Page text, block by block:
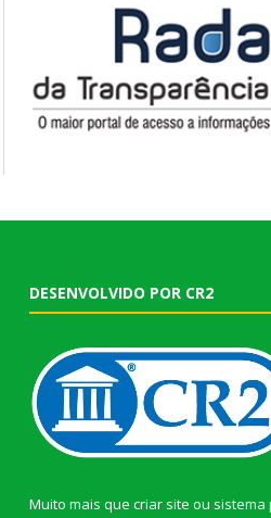
DESENVOLVIDO POR CR2
Muito mais que criar site ou sistema